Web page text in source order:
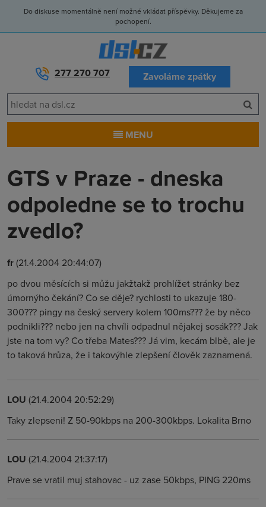
Do diskuse momentálně není možné vkládat příspěvky. Děkujeme za
pochopení.
277 270 707 Zavoláme zpátky
MENU
GTS v Praze - dneska
odpoledne se to trochu
zvedlo?
fr(21.4.2004 20:44:07)
po dvou měsících si můžu jakžtakž prohlížet stránky bez
úmornýho čekání? Co se děje? rychlosti to ukazuje 180-
300??? pingy na český servery kolem 100ms??? že by něco
podnikli??? nebo jen na chvíli odpadnul nějakej sosák??? Jak
jste na tom vy? Co třeba Mates??? Já vim, kecám blbě, ale je
to taková hrůza, že i takovýhle zlepšení člověk zaznamená.
LOU (21.4.2004 20:52:29)
Taky zlepseni! Z 50-90kbps na 200-300kbps. Lokalita Brno
LOU (21.4.2004 21:37:17)
Prave se vratil muj stahovac - uz zase 50kbps, PING 220ms